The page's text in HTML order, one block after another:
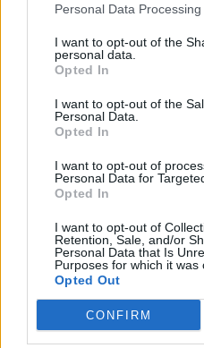
Personal Data
I want to opt-out of the
personal data.
Opted In
I want to opt-out of the
Personal Data.
Opted In
I want to opt-out of
Personal Data for
Opted In
I want to opt-out of
Retention, Sale, and/or
Personal Data that Is
Purposes for which it was
Opted Out
CONFIRM
scommettiamo avrà
maturandi. Perché
l’astruso testo di
complesso argomento
trattava la traccia
discorrere di felicità,
della maturità 2010
è positivo: il Miur ha
argomenti
tutti con l’analisi del
ma ha sicuramente
offrendo alternative di
in grado di
‘di studio’ ma anche
vicini al mondo degli
appunto la musica o